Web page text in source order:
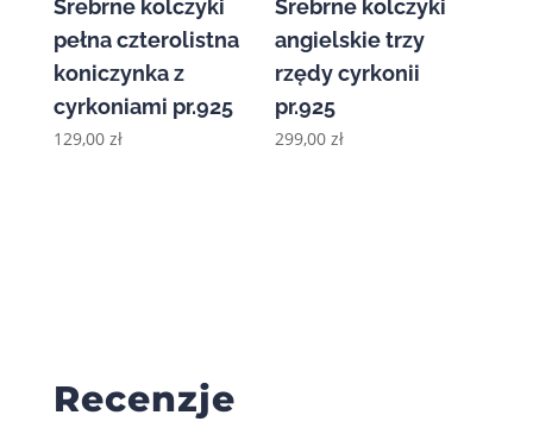
Srebrne kolczyki
pełna czterolistna
koniczynka z
cyrkoniami pr.925
129,00 zł
Srebrne kolczyki
angielskie trzy
rzędy cyrkonii
pr.925
299,00zł
Recenzje